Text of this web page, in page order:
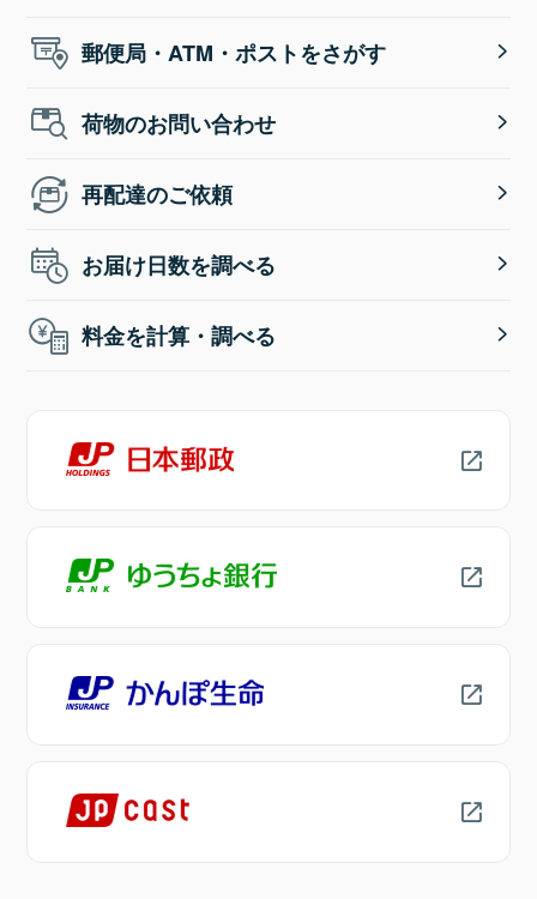
郵便局・ATM・ポストをさがす
荷物のお問い合わせ
再配達のご依頼
お届け日数を調べる
料金を計算・調べる